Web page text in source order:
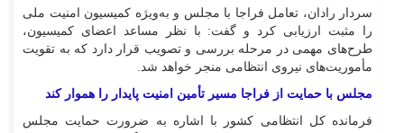
سردار رادان، تعامل فراجا با مجلس و به‌ویژه کمیسیون امنیت ملی
را مثبت ارزیابی کرد و گفت: با نظر مساعد اعضای کمیسیون،
طرح‌های مهمی در مرحله بررسی و تصویب قرار دارد که به تقویت
مأموریت‌های نیروی انتظامی منجر خواهد شد.
مجلس با حمایت از فراجا مسیر تأمین امنیت پایدار را هموار کند
فرمانده کل انتظامی کشور با اشاره به ضرورت حمایت مجلس